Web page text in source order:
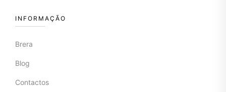
INFORMAÇÃO
Brera
Blog
Contactos